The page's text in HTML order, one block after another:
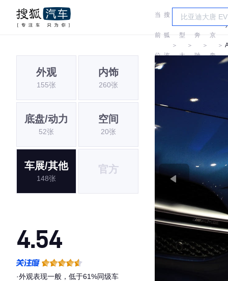
当
前
位
搜
狐
汽
＞
车
型
大
＞
奔
驰
＞
北
京
奔
＞
外观
155张
内饰
260张
底盘/动力
52张
空间
20张
车展/其他
148张
官方
4.54
·外观表现一般，低于61%同级车